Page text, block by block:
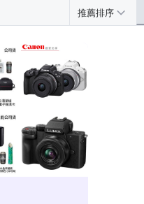
推薦排序